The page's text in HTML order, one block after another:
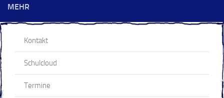
MEHR
Kontakt
Schulcloud
Termine